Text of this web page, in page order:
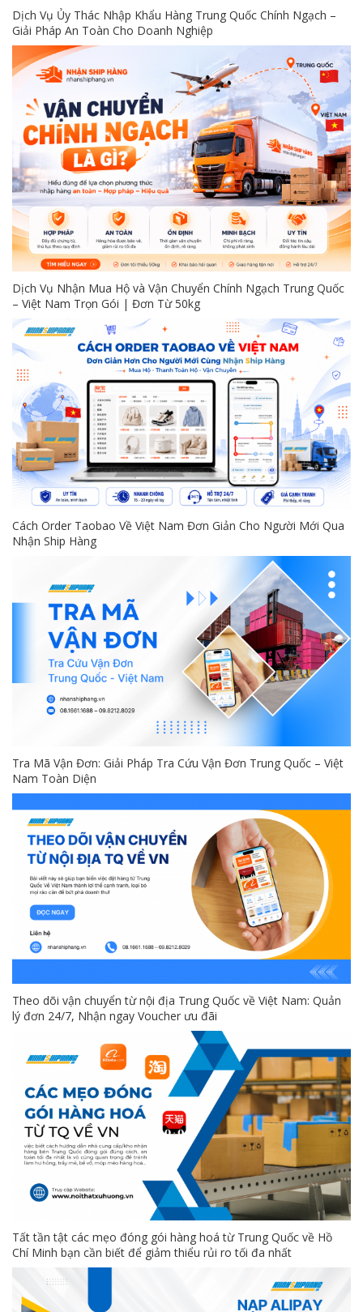
Dịch Vụ Ủy Thác Nhập Khẩu Hàng Trung Quốc Chính Ngạch –
Giải Pháp An Toàn Cho Doanh Nghiệp
Dịch Vụ Nhận Mua Hộ và Vận Chuyển Chính Ngạch Trung Quốc
– Việt Nam Trọn Gói | Đơn Từ 50kg
Cách Order Taobao Về Việt Nam Đơn Giản Cho Người Mới Qua
Nhận Ship Hàng
Tra Mã Vận Đơn: Giải Pháp Tra Cứu Vận Đơn Trung Quốc – Việt
Nam Toàn Diện
Theo dõi vận chuyển từ nội địa Trung Quốc về Việt Nam: Quản
lý đơn 24/7, Nhận ngay Voucher ưu đãi
Tất tần tật các mẹo đóng gói hàng hoá từ Trung Quốc về Hồ
Chí Minh bạn cần biết để giảm thiểu rủi ro tối đa nhất